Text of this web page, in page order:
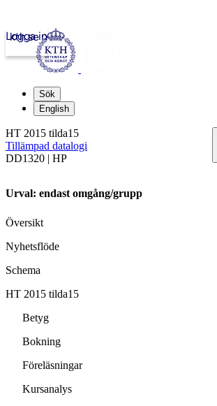
kth.se
Logga in
Sök
English
HT 2015 tilda15
Tillämpad datalogi
DD1320 | HP
Urval: endast omgång/grupp
Översikt
Nyhetsflöde
Schema
HT 2015 tilda15
Betyg
Bokning
Föreläsningar
Kursanalys